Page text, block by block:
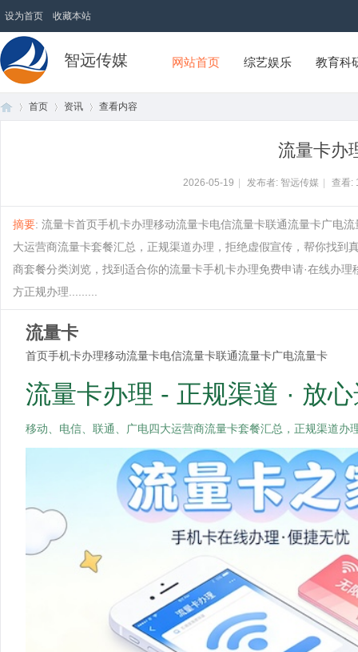
设为首页 收藏本站
智远传媒 网站首页 综艺娱乐 教育科
首页 资讯 查看内容
流量卡办
2026-05-19 发布者: 智远传媒 查看:
摘要: 流量卡首页手机卡办理移动流量卡电信流量卡联通流量卡广电
大运营商流量卡套餐汇总，正规渠道办理，拒绝虚假宣传，帮你找
商套餐分类浏览，找到适合你的流量卡手机卡办理免费申请·在线办
方正规办理.........
流量卡
首页手机卡办理移动流量卡电信流量卡联通流量卡广电流量卡
流量卡办理 - 正规渠道 · 放
移动、电信、联通、广电四大运营商流量卡套餐汇总，正规渠道